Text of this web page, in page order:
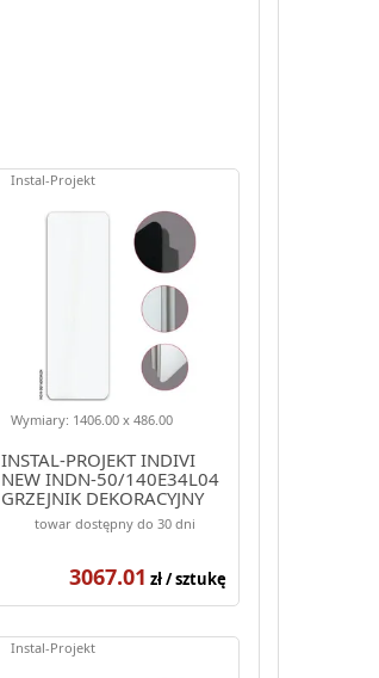
INSTAL-PROJEKT INDIVI
NEW INDN-50/140E34L04
GRZEJNIK DEKORACYJNY
1406/486 KOLOR BIAŁY
(ELEGANTE)
Wymiary: 1406.00 x 486.00
Instal-Projekt
towar dostępny do 30 dni
3067.01 zł / sztukę
Instal-Projekt